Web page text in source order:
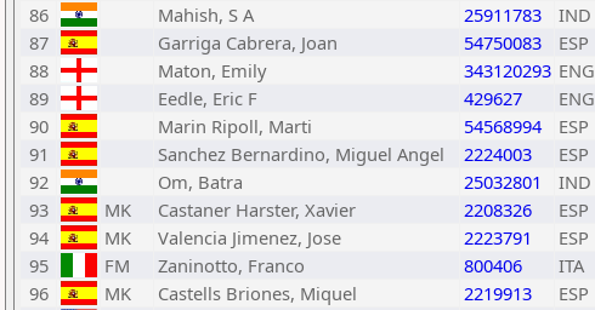
86
Mahish, S A 25911783 IND
87
Garriga Cabrera, Joan 54750083 ESP
88
Maton, Emily 343120293 ENG
89
Eedle, Eric F 429627 ENG
90
Marin Ripoll, Marti 54568994 ESP
91
Sanchez Bernardino, Miguel Angel 2224003 ESP
92
Om, Batra 25032801 IND
93
MK Castaner Harster, Xavier 2208326 ESP
94
MK Valencia Jimenez, Jose 2223791 ESP
95
FM Zaninotto, Franco 800406 ITA
96
MK Castells Briones, Miquel 2219913 ESP